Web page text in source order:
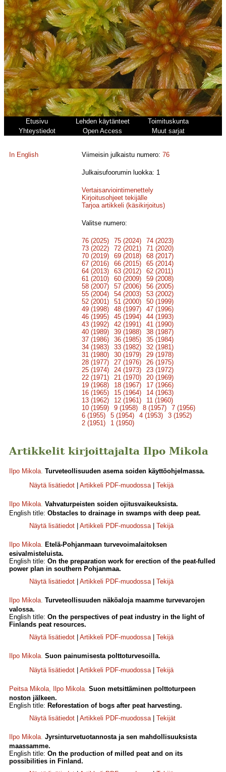
Etusivu Lehden käytänteet
Toimituskunta
Yhteystiedot
Open Access Muut sarjat
In English Viimeisin julkaistu numero:76
Julkaisufoorumin luokka: 1
Vertaisarviointimenettely
Kirjoitusohjeet tekijälle
Tarjoa artikkeli (käsikirjoitus)
Valitse numero:
76 (2025) 75 (2024)
74 (2023)
73 (2022)
72 (2021)
71 (2020)
70 (2019)
69 (2018)
68 (2017)
67 (2016)
66 (2015)
65 (2014)
64 (2013)
63 (2012)
62 (2011)
61 (2010)
60 (2009)
59 (2008)
58 (2007)
57 (2006)
56 (2005)
55 (2004)
54 (2003)
53 (2002)
52 (2001)
51 (2000)
50 (1999)
49 (1998)
48 (1997)
47 (1996)
46 (1995)
45 (1994)
44 (1993)
43 (1992)
42 (1991)
41 (1990)
40 (1989)
39 (1988)
38 (1987)
37 (1986)
36 (1985)
35 (1984)
34 (1983)
33 (1982)
32 (1981)
31 (1980)
30 (1979)
29 (1978)
28 (1977)
27 (1976)
26 (1975)
25 (1974)
24 (1973)
23 (1972)
22 (1971)
21 (1970)
20 (1969)
19 (1968)
18 (1967)
17 (1966)
16 (1965)
15 (1964)
14 (1963)
13 (1962)
12 (1961)
11 (1960)
10 (1959)
9 (1958) 8 (1957)
7 (1956)
6 (1955)
5 (1954) 4 (1953)
3 (1952)
2 (1951)
1 (1950)
Artikkelit kirjoittajalta Ilpo Mikola
Ilpo Mikola. Turveteollisuuden asema soiden käyttöohjelmassa.
Näytä lisätiedot
Artikkeli PDF-muodossa| Tekijä
Ilpo Mikola. Vahvaturpeisten soiden ojitusvaikeuksista.
English title: Obstacles to drainage in swamps with deep peat.
Näytä lisätiedot
Artikkeli PDF-muodossa| Tekijä
Ilpo Mikola. Etelä-Pohjanmaan turvevoimalaitoksen
esivalmisteluista.
English title: On the preparation work for erection of the peat-fulled
power plan in southern Pohjanmaa.
Näytä lisätiedot
Artikkeli PDF-muodossa| Tekijä
Ilpo Mikola. Turveteollisuuden näköaloja maamme turvevarojen
valossa.
English title: On the perspectives of peat industry in the light of
Finlands peat resources.
Näytä lisätiedot
Artikkeli PDF-muodossa| Tekijä
Ilpo Mikola. Suon painumisesta polttoturvesoilla.
Näytä lisätiedot
Artikkeli PDF-muodossa| Tekijä
Peitsa Mikola, Ilpo Mikola. Suon metsittäminen polttoturpeen
noston jälkeen.
English title: Reforestation of bogs after peat harvesting.
Näytä lisätiedot
Artikkeli PDF-muodossa| Tekijät
Ilpo Mikola. Jyrsinturvetuotannosta ja sen mahdollisuuksista
maassamme.
English title: On the production of milled peat and on its
possibilities in Finland.